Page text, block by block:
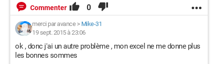
Commenter 0
merci par avance> Mike-31
19 sept. 2015 à 23:06
ok , donc j'ai un autre problème , mon excel ne me donne plus
les bonnes sommes